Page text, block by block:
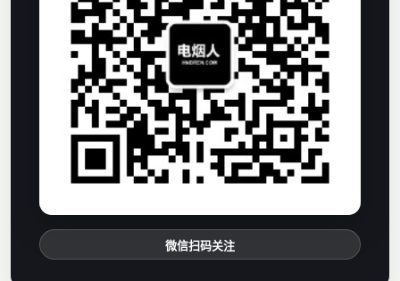
微信扫码关注